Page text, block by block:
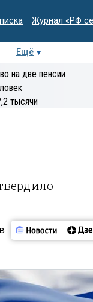
Журнал «РФ
Ещё
на две пенсии
тысячи